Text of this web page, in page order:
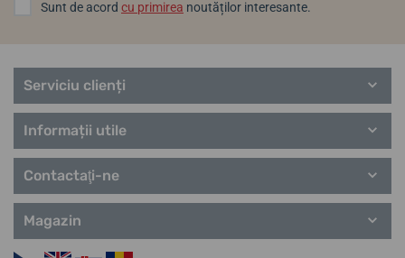
Sunt de acord cu primirea noutăților interesante.
Serviciu clienți
Informații utile
Contactaţi-ne
Magazin